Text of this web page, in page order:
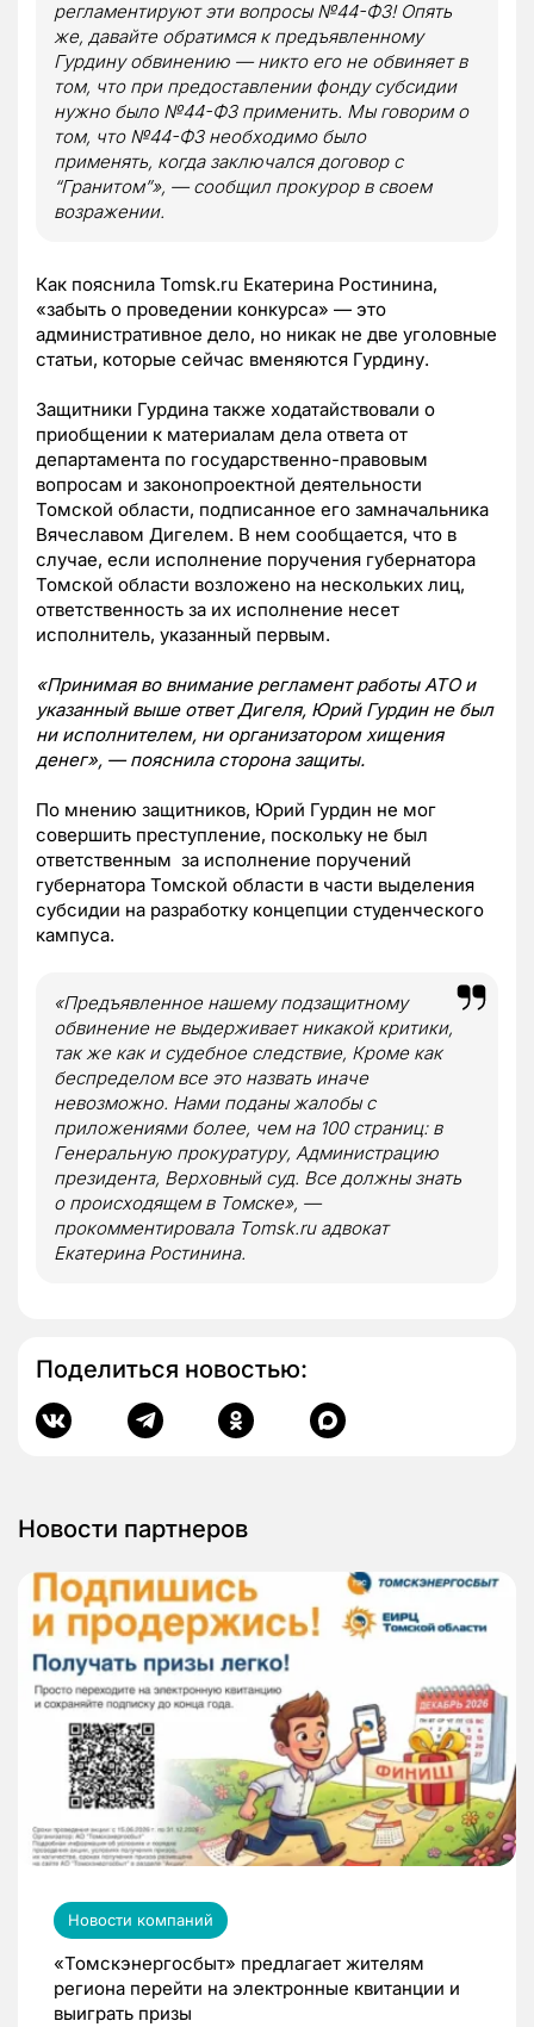
регламентируют эти вопросы №44-ФЗ! Опять
же, давайте обратимся к предъявленному
Гурдину обвинению — никто его не обвиняет в
том, что при предоставлении фонду субсидии
нужно было №44-ФЗ применить. Мы говорим о
том, что №44-ФЗ необходимо было
применять, когда заключался договор с
“Гранитом”», — сообщил прокурор в своем
возражении.
Как пояснила Tomsk.ru Екатерина Ростинина,
«забыть о проведении конкурса» — это
административное дело, но никак не две уголовные
статьи, которые сейчас вменяются Гурдину.
Защитники Гурдина также ходатайствовали о
приобщении к материалам дела ответа от
департамента по государственно-правовым
вопросам и законопроектной деятельности
Томской области, подписанное его замначальника
Вячеславом Дигелем. В нем сообщается, что в
случае, если исполнение поручения губернатора
Томской области возложено на нескольких лиц,
ответственность за их исполнение несет
исполнитель, указанный первым.
«Принимая во внимание регламент работы АТО и
указанный выше ответ Дигеля, Юрий Гурдин не был
ни исполнителем, ни организатором хищения
денег», — пояснила сторона защиты.
По мнению защитников, Юрий Гурдин не мог
совершить преступление, поскольку не был
ответственным за исполнение поручений
губернатора Томской области в части выделения
субсидии на разработку концепции студенческого
кампуса.
«Предъявленное нашему подзащитному
обвинение не выдерживает никакой критики,
так же как и судебное следствие, Кроме как
беспределом все это назвать иначе
невозможно. Нами поданы жалобы с
приложениями более, чем на 100 страниц: в
Генеральную прокуратуру, Администрацию
президента, Верховный суд. Все должны знать
о происходящем в Томске», —
прокомментировала Tomsk.ru адвокат
Екатерина Ростинина.
Поделиться новостью:
Новости партнеров
Новости компаний
«Томскэнергосбыт» предлагает жителям
региона перейти на электронные квитанции и
выиграть призы